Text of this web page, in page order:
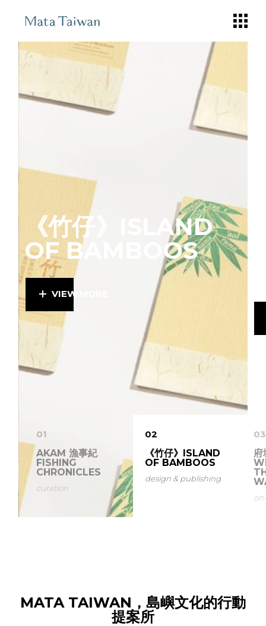
《竹仔》ISLAND
OF BAMBOOS
VIEW MORE
01
AKAM 漁事紀
FISHING
CHRONICLES
curation
02
《竹仔》ISLAND
OF BAMBOOS
design & publishing
03
府
MATA TAIWAN，島嶼文化的行動
提案所